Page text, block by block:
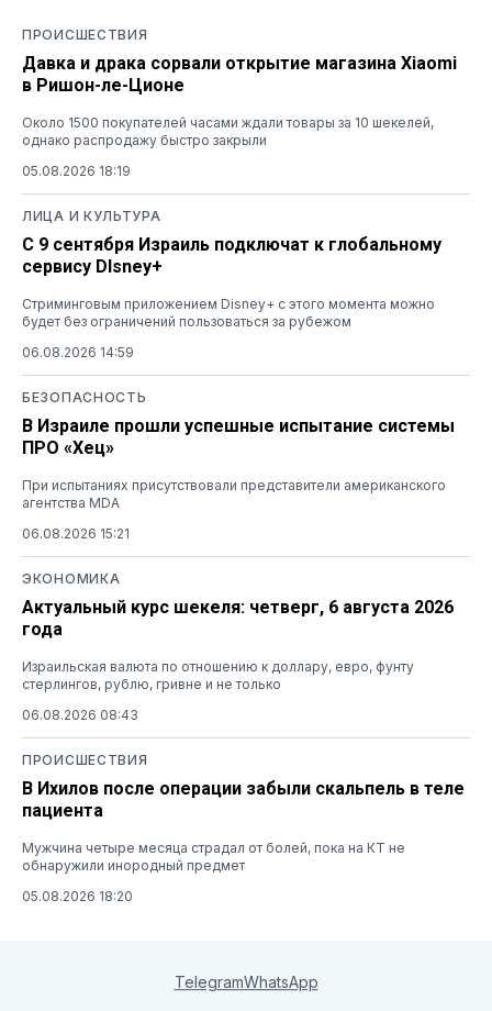
ПРОИСШЕСТВИЯ
Давка и драка сорвали открытие магазина Xiaomi
в Ришон-ле-Ционе
Около 1500 покупателей часами ждали товары за 10 шекелей,
однако распродажу быстро закрыли
05.08.2026 18:19
ЛИЦА И КУЛЬТУРА
С 9 сентября Израиль подключат к глобальному
сервису DIsney+
Стриминговым приложением Disney+ с этого момента можно
будет без ограничений пользоваться за рубежом
06.08.2026 14:59
БЕЗОПАСНОСТЬ
В Израиле прошли успешные испытание системы
ПРО «Хец»
При испытаниях присутствовали представители американского
агентства MDA
06.08.2026 15:21
ЭКОНОМИКА
Актуальный курс шекеля: четверг, 6 августа 2026
года
Израильская валюта по отношению к доллару, евро, фунту
стерлингов, рублю, гривне и не только
06.08.2026 08:43
ПРОИСШЕСТВИЯ
В Ихилов после операции забыли скальпель в теле
пациента
Мужчина четыре месяца страдал от болей, пока на КТ не
обнаружили инородный предмет
05.08.2026 18:20
TelegramWhatsApp